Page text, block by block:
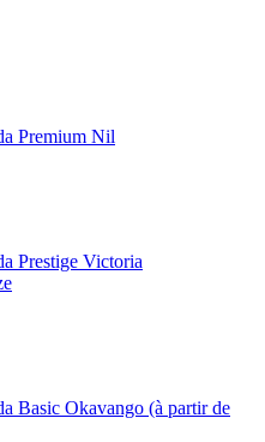
Premium Nil
Prestige Victoria
Basic Okavango (à partir de